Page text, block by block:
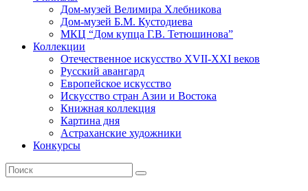
Дом-музей Велимира Хлебникова
Дом-музей Б.М. Кустодиева
МКЦ “Дом купца Г.В. Тетюшинова”
Коллекции
Отечественное искусство XVII-XXI веков
Русский авангард
Европейское искусство
Искусство стран Азии и Востока
Книжная коллекция
Картина дня
Астраханские художники
Конкурсы